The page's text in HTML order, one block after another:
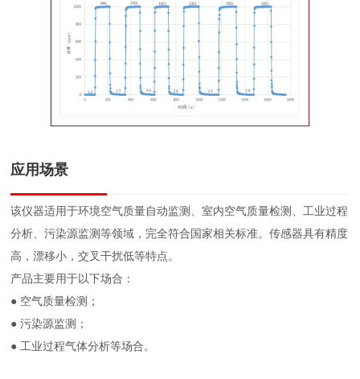
应用场景
该仪器适用于环境空气质量自动监测、室内空气质量检测、工业过程
分析、污染源监测等领域，完全符合国家相关标准。传感器具有精度
高，漂移小，交叉干扰低等特点。
产品主要用于以下场合：
● 空气质量检测；
● 污染源监测；
● 工业过程气体分析等场合。